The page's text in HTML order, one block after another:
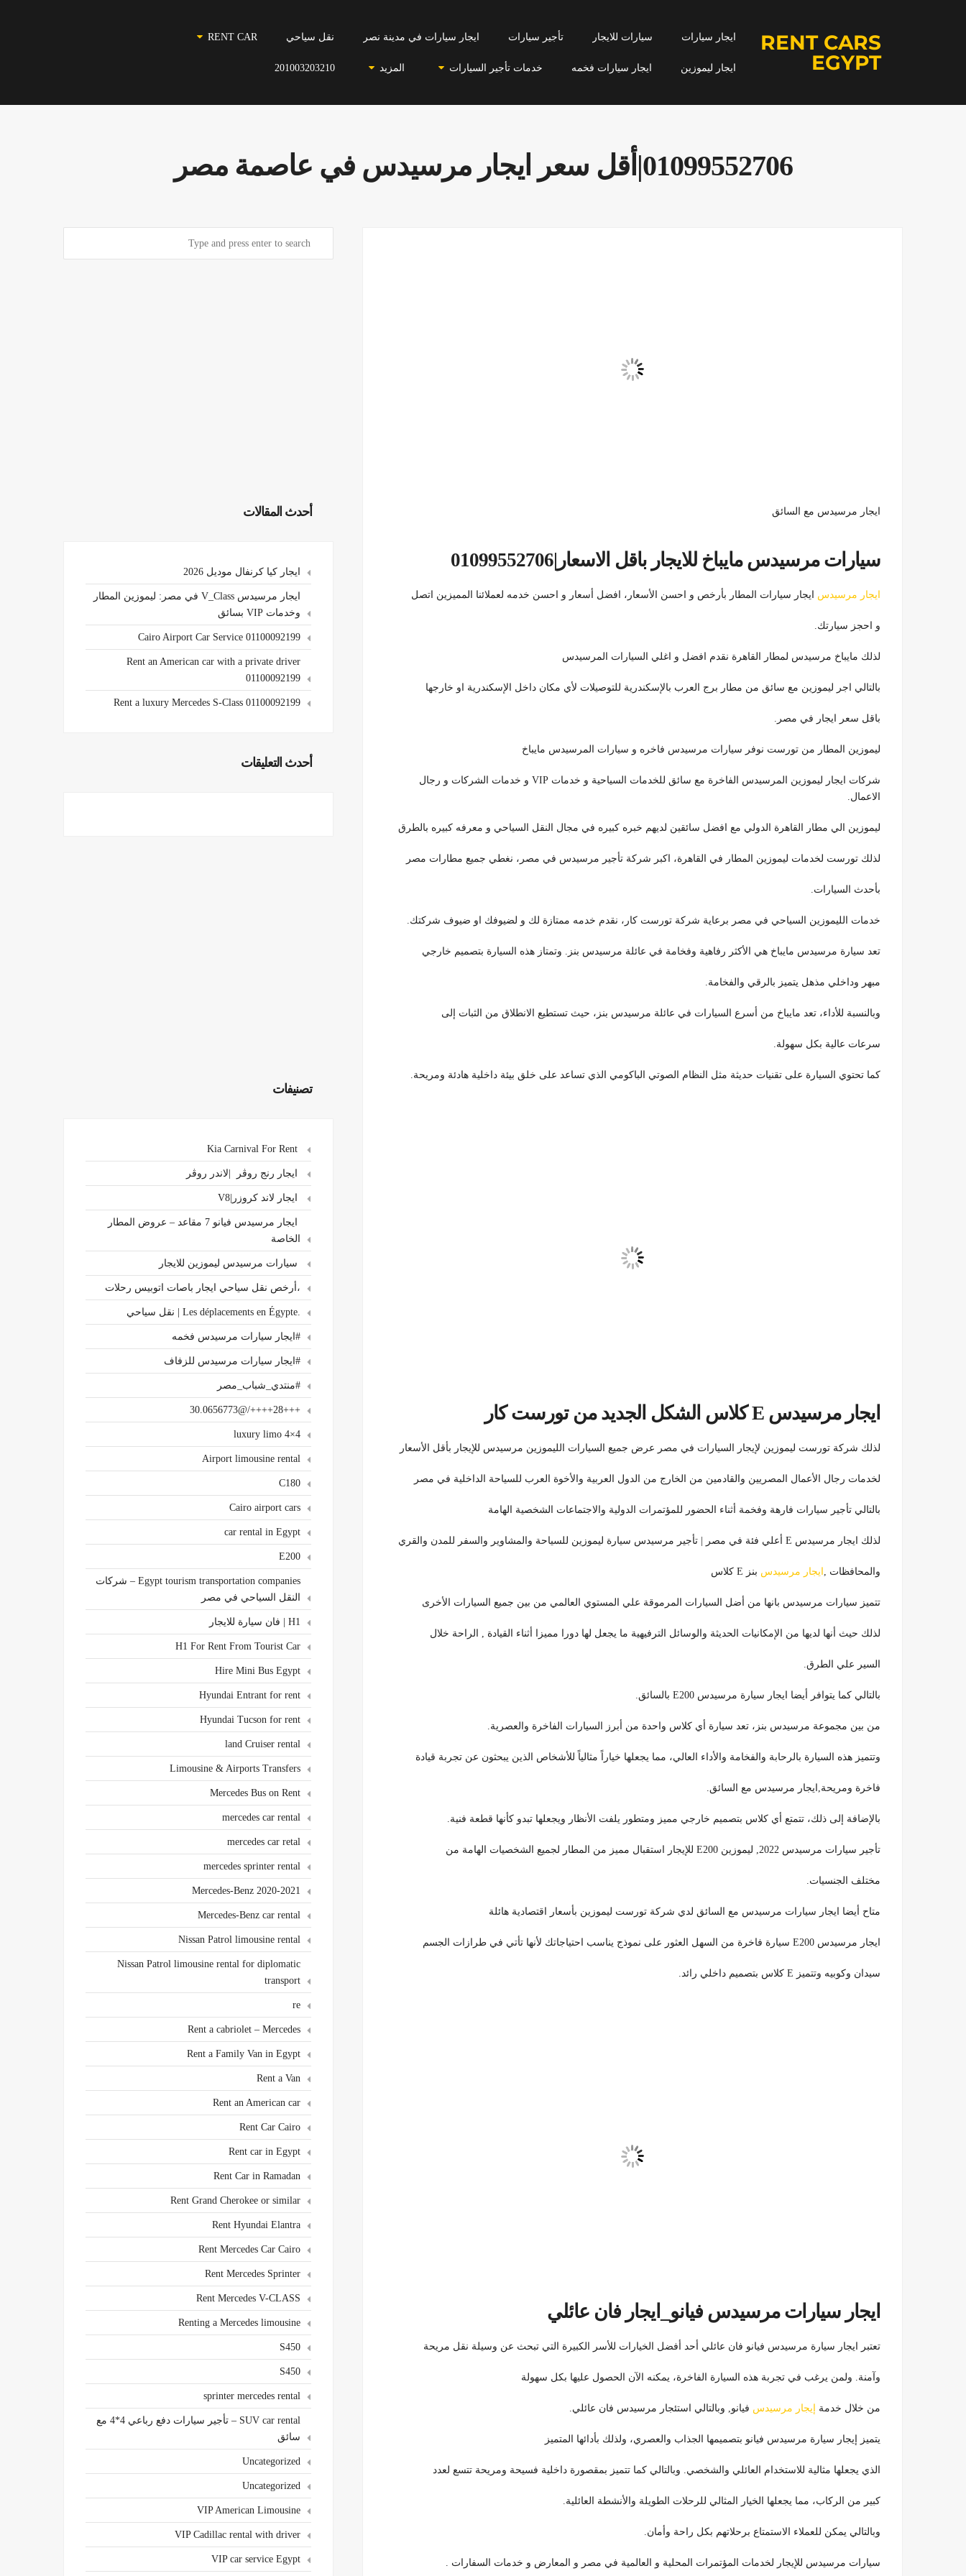
RENT CARS
EGYPT
ايجار سيارات سيارات للايجار تأجير سيارات ايجار سيارات في مدينة نصر نقل سياحي RENT CAR
ايجار ليموزين ايجار سيارات فخمه خدمات تأجير السيارات المزيد 201003203210
01099552706|أقل سعر ايجار مرسيدس في عاصمة مصر
ايجار مرسيدس مع السائق
سيارات مرسيدس مايباخ للايجار باقل الاسعار|01099552706
ايجار مرسيدس ايجار سيارات المطار بأرخص و احسن الأسعار، افضل أسعار و احسن خدمه لعملائنا المميزين اتصل
و احجز سيارتك.
لذلك مايباخ مرسيدس لمطار القاهرة نقدم افضل و اغلي السيارات المرسيدس
بالتالي اجر ليموزين مع سائق من مطار برج العرب بالإسكندرية للتوصيلات لأي مكان داخل الإسكندرية او خارجها
باقل سعر ايجار في مصر.
ليموزين المطار من تورست نوفر سيارات مرسيدس فاخره و سيارات المرسيدس مايباخ
شركات ايجار ليموزين المرسيدس الفاخرة مع سائق للخدمات السياحية و خدمات VIP و خدمات الشركات و رجال
الاعمال.
ليموزين الي مطار القاهرة الدولي مع افضل سائقين لديهم خبره كبيره في مجال النقل السياحي و معرفه كبيره بالطرق
لذلك تورست لخدمات ليموزين المطار في القاهرة، اكبر شركة تأجير مرسيدس في مصر، نغطي جميع مطارات مصر
بأحدث السيارات.
خدمات الليموزين السياحي في مصر برعاية شركة تورست كار، نقدم خدمه ممتازة لك و لضيوفك او ضيوف شركتك.
تعد سيارة مرسيدس مايباخ هي الأكثر رفاهية وفخامة في عائلة مرسيدس بنز. وتمتاز هذه السيارة بتصميم خارجي
مبهر وداخلي مذهل يتميز بالرقي والفخامة.
وبالنسبة للأداء، تعد مايباخ من أسرع السيارات في عائلة مرسيدس بنز، حيث تستطيع الانطلاق من الثبات إلى
سرعات عالية بكل سهولة.
كما تحتوي السيارة على تقنيات حديثة مثل النظام الصوتي الباكومي الذي تساعد على خلق بيئة داخلية هادئة ومريحة.
ايجار مرسيدس E كلاس الشكل الجديد من تورست كار
لذلك شركة تورست ليموزين لإيجار السيارات في مصر عرض جميع السيارات الليموزين مرسيدس للإيجار بأقل الأسعار
لخدمات رجال الأعمال المصريين والقادمين من الخارج من الدول العربية والأخوة العرب للسياحة الداخلية في مصر
بالتالي تأجير سيارات فارهة وفخمة أثناء الحضور للمؤتمرات الدولية والاجتماعات الشخصية الهامة
لذلك ايجار مرسيدس E أعلي فئة في مصر | تأجير مرسيدس سيارة ليموزين للسياحة والمشاوير والسفر للمدن والقري
والمحافظات , ايجار مرسيدس بنز E كلاس
تتميز سيارات مرسيدس بانها من أضل السيارات المرموقة علي المستوي العالمي من بين جميع السيارات الأخرى
لذلك حيث أنها لديها من الإمكانيات الحديثة والوسائل الترفيهية ما يجعل لها دورا مميزا أثناء القيادة , الراحة خلال
السير علي الطرق.
بالتالي كما يتوافر أيضا ايجار سيارة مرسيدس E200 بالسائق.
من بين مجموعة مرسيدس بنز، تعد سيارة أي كلاس واحدة من أبرز السيارات الفاخرة والعصرية.
وتتميز هذه السيارة بالرحابة والفخامة والأداء العالي، مما يجعلها خياراً مثالياً للأشخاص الذين يبحثون عن تجربة قيادة
فاخرة ومريحة,ايجار مرسيدس مع السائق.
بالإضافة إلى ذلك، تتمتع أي كلاس بتصميم خارجي مميز ومتطور يلفت الأنظار ويجعلها تبدو كأنها قطعة فنية.
تأجير سيارات مرسيدس 2022, ليموزين E200 للإيجار استقبال مميز من المطار لجميع الشخصيات الهامة من
مختلف الجنسيات.
متاح أيضا ايجار سيارات مرسيدس مع السائق لدي شركة تورست ليموزين بأسعار اقتصادية هائلة
ايجار مرسيدس E200 سيارة فاخرة من السهل العثور على نموذج يناسب احتياجاتك لأنها تأتي في طرازات الجسم
سيدان وكوبيه وتتميز E كلاس بتصميم داخلي رائد.
ايجار سيارات مرسيدس فيانو_ايجار فان عائلي
تعتبر ايجار سيارة مرسيدس فيانو فان عائلي أحد أفضل الخيارات للأسر الكبيرة التي تبحث عن وسيلة نقل مريحة
وآمنة. ولمن يرغب في تجربة هذه السيارة الفاخرة، يمكنه الآن الحصول عليها بكل سهولة
من خلال خدمة إيجار مرسيدس فيانو, وبالتالي استئجار مرسيدس فان عائلي.
يتميز إيجار سيارة مرسيدس فيانو بتصميمها الجذاب والعصري، ولذلك بأدائها المتميز
الذي يجعلها مثالية للاستخدام العائلي والشخصي. وبالتالي كما تتميز بمقصورة داخلية فسيحة ومريحة تتسع لعدد
كبير من الركاب، مما يجعلها الخيار المثالي للرحلات الطويلة والأنشطة العائلية.
وبالتالي يمكن للعملاء الاستمتاع برحلاتهم بكل راحة وأمان.
سيارات مرسيدس للإيجار لخدمات المؤتمرات المحلية و العالمية في مصر و المعارض و خدمات السفارات .
أحدث المقالات
ايجار كيا كرنفال موديل 2026
ايجار مرسيدس V_Class في مصر: ليموزين المطار
وخدمات VIP بسائق
Cairo Airport Car Service 01100092199
Rent an American car with a private driver
01100092199
Rent a luxury Mercedes S-Class 01100092199
أحدث التعليقات
تصنيفات
ايجار رنج روڤر |لاندر روڤر
ايجار لاند كروزر|V8
ايجار مرسيدس فيانو 7 مقاعد – عروض المطار
الخاصة
سيارات مرسيدس ليموزين للايجار
،أرخص نقل سياحي ايجار باصات اتوبيس رحلات
.Les déplacements en Égypte | نقل سياحي
#ايجار سيارات مرسيدس فخمه
#ايجار سيارات مرسيدس للزفاف
#منتدي_شباب_مصر
+++28++++/@30.0656773
4×4 luxury limo
Airport limousine rental
C180
Cairo airport cars
car rental in Egypt
E200
Egypt tourism transportation companies – شركات
النقل السياحي في مصر
H1 | فان سيارة للايجار
H1 For Rent From Tourist Car
Hire Mini Bus Egypt
Hyundai Entrant for rent
Hyundai Tucson for rent
land Cruiser rental
Limousine & Airports Transfers
Mercedes Bus on Rent
mercedes car rental
mercedes car retal
mercedes sprinter rental
Mercedes-Benz 2020-2021
Mercedes-Benz car rental
Nissan Patrol limousine rental
Nissan Patrol limousine rental for diplomatic
transport
re
Rent a cabriolet – Mercedes
Rent a Family Van in Egypt
Rent a Van
Rent an American car
Rent Car Cairo
Rent car in Egypt
Rent Car in Ramadan
Rent Grand Cherokee or similar
Rent Hyundai Elantra
Rent Mercedes Car Cairo
Rent Mercedes Sprinter
Rent Mercedes V-CLASS
Renting a Mercedes limousine
S450
S450
sprinter mercedes rental
SUV car rental – تأجير سيارات دفع رباعي 4*4 مع
سائق
Uncategorized
Uncategorized
VIP American Limousine
VIP Cadillac rental with driver
VIP car service Egypt